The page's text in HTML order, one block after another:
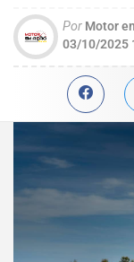
Por Motor
03/10/2025